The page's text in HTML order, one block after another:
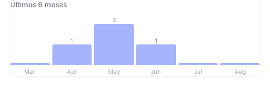
Últimos 6 meses
1
2
1
Mar Apr May Jun Jul Aug